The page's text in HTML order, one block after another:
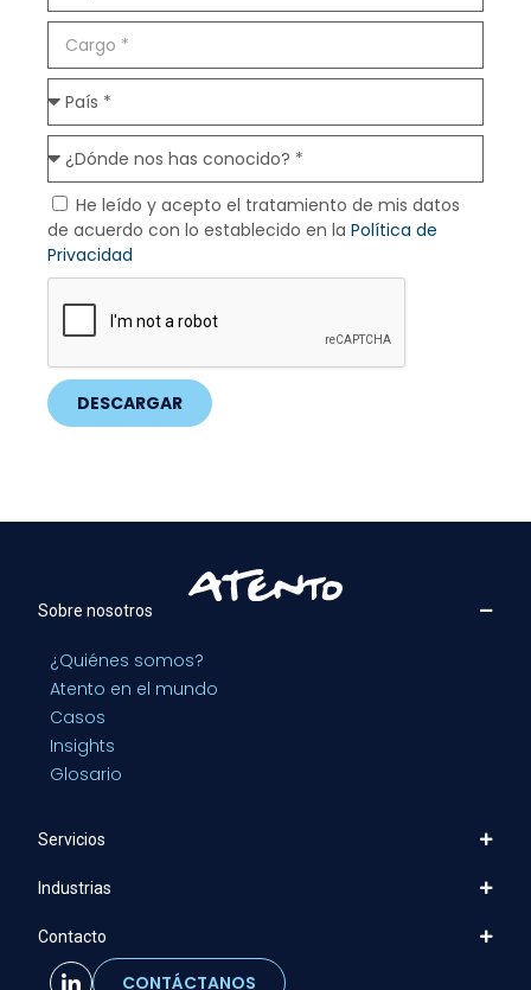
He leído y acepto el tratamiento de mis datos
de acuerdo con lo establecido en la Política de
Privacidad
DESCARGAR
Sobre nosotros
¿Quiénes somos?
Atento en el mundo
Casos
Insights
Glosario
Servicios
Industrias
Contacto
CONTÁCTANOS